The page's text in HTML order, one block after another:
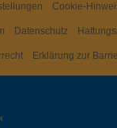
Cookie-
Datenschutz
Erklärung zur